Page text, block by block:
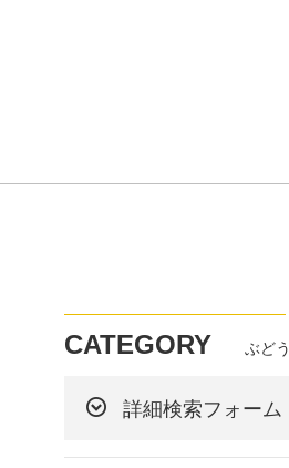
CATEGORY ぶどう
詳細検索フォーム